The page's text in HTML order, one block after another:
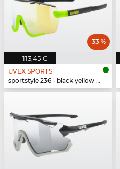
113,45 €
33 %
UVEX SPORTS
sportstyle 236 - black yellow matt